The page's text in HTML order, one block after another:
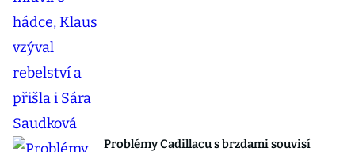
Problémy Cadillacu s brzdami souvisí